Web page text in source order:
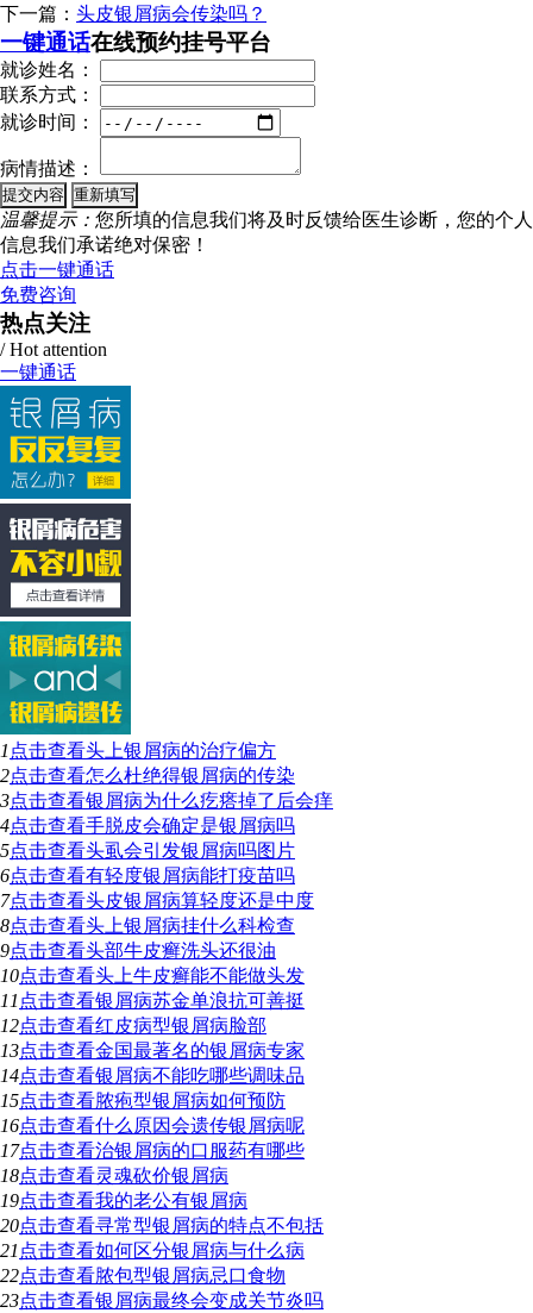
下一篇： 头皮银屑病会传染吗？
一键通话在线预约挂号平台
就诊姓名：
联系方式：
就诊时间：
病情描述：
温馨提示： 您所填的信息我们将及时反馈给医生诊断，您的个人
信息我们承诺绝对保密！
点击一键通话
免费咨询
热点关注
/ Hot attention
一键通话
1 点击查看头上银屑病的治疗偏方
2点击查看怎么杜绝得银屑病的传染
3点击查看银屑病为什么疙瘩掉了后会痒
4点击查看手脱皮会确定是银屑病吗
5点击查看头虱会引发银屑病吗图片
6点击查看有轻度银屑病能打疫苗吗
7点击查看头皮银屑病算轻度还是中度
8点击查看头上银屑病挂什么科检查
9点击查看头部牛皮癣洗头还很油
10点击查看头上牛皮癣能不能做头发
11 点击查看银屑病苏金单浪抗可善挺
12点击查看红皮病型银屑病脸部
13点击查看金国最著名的银屑病专家
14点击查看银屑病不能吃哪些调味品
15点击查看脓疱型银屑病如何预防
16点击查看什么原因会遗传银屑病呢
17点击查看治银屑病的口服药有哪些
18点击查看灵魂砍价银屑病
19点击查看我的老公有银屑病
20点击查看寻常型银屑病的特点不包括
21 点击查看如何区分银屑病与什么病
22点击查看脓包型银屑病忌口食物
23点击查看银屑病最终会变成关节炎吗